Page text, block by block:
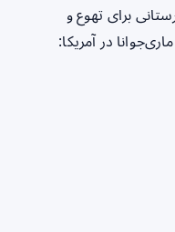
برای تهوع و
در آمریکا: